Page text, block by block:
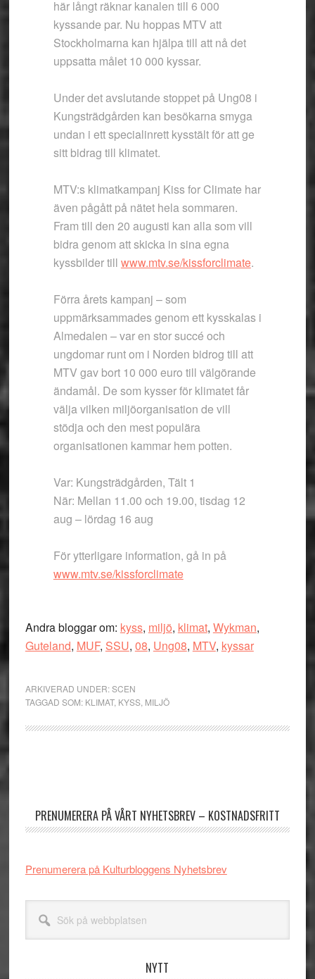
här långt räknar kanalen till 6 000
kyssande par. Nu hoppas MTV att
Stockholmarna kan hjälpa till att nå det
uppsatta målet 10 000 kyssar.
Under det avslutande stoppet på Ung08 i
Kungsträdgården kan besökarna smyga
undan i ett specialinrett kysstält för att ge
sitt bidrag till klimatet.
MTV:s klimatkampanj Kiss for Climate har
även pågått på nätet hela sommaren.
Fram till den 20 augusti kan alla som vill
bidra genom att skicka in sina egna
kyssbilder till www.mtv.se/kissforclimate.
Förra årets kampanj – som
uppmärksammades genom ett kysskalas i
Almedalen – var en stor succé och
ungdomar runt om i Norden bidrog till att
MTV gav bort 10 000 euro till välgörande
ändamål. De som kysser för klimatet får
välja vilken miljöorganisation de vill
stödja och den mest populära
organisationen kammar hem potten.
Var: Kungsträdgården, Tält 1
När: Mellan 11.00 och 19.00, tisdag 12
aug – lördag 16 aug
För ytterligare information, gå in på
www.mtv.se/kissforclimate
Andra bloggar om: kyss, miljö, klimat, Wykman,
Guteland, MUF, SSU, 08, Ung08, MTV, kyssar
ARKIVERAD UNDER:SCEN
TAGGAD SOM: KLIMAT, KYSS, MILJÖ
PRENUMERERA PÅ VÅRT NYHETSBREV – KOSTNADSFRITT
Prenumerera på Kulturbloggens Nyhetsbrev
webbplatsen
NYTT